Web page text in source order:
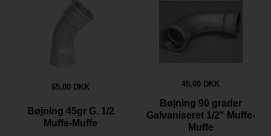
65,00 DKK
Bøjning 45gr G. 1/2
Muffe-Muffe
45,00 DKK
Bøjning 90 grader
Galvaniseret 1/2" Muffe-
Muffe